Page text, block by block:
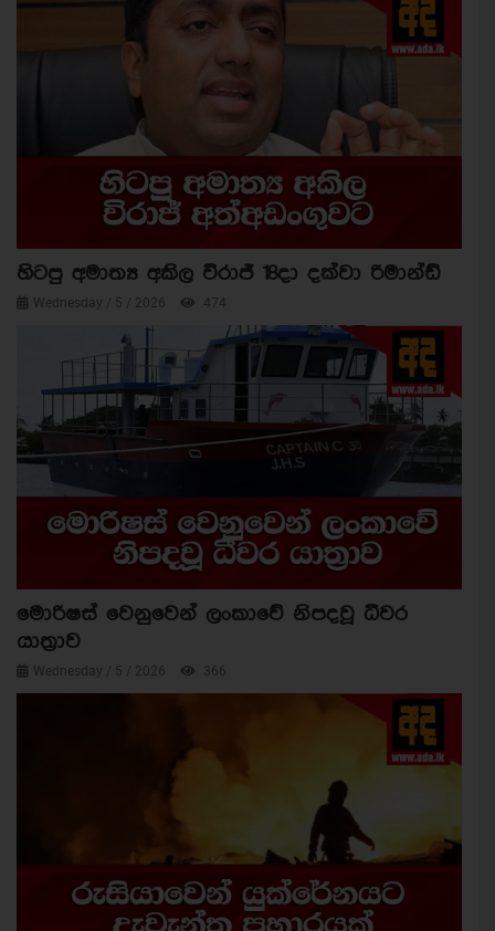
හිටපු අමාත්‍ය අකිල විරාජ් 18දා දක්වා රිමාන්ඩ්
Wednesday / 5 / 2026 474
මොරිෂස් වෙනුවෙන් ලංකාවේ නිපදවූ ධීවර
යාත්‍රාව
Wednesday / 5 / 2026 366